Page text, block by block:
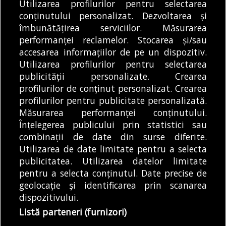
Primăria Sectorului 1 a
pus în dezbatere
publicul proiectul de
regulament prin...08/08/2026
Un motociclist din
București a fost prins
de polițiști, în seara
de...
DEDENIZ GARGULI 07/08/2026
MODIFICĂ SETĂRILE COOKIES
© Copyright 2025 - Buletin de București.
Găzduit dePresslabs.com. Powered by TRS Design.
Despre
Noi
Media
Kit
Politică De
Confidențialitate
Cookie
Policy (EU)
Cookie
Policy
Tweet
Facebook
Share this selection
Tweet
Utilizarea profilurilor pentru selectarea
conținutului personalizat. Dezvoltarea și
îmbunătățirea serviciilor. Măsurarea
performanței reclamelor. Stocarea și/sau
accesarea informațiilor de pe un dispozitiv.
Utilizarea profilurilor pentru selectarea
publicității personalizate. Crearea
profilurilor de conținut personalizat. Crearea
profilurilor pentru publicitate personalizată.
Măsurarea performanței conținutului.
Înțelegerea publicului prin statistici sau
combinații de date din surse diferite.
Utilizarea de date limitate pentru a selecta
publicitatea. Utilizarea datelor limitate
pentru a selecta conținutul. Date precise de
geolocație și identificarea prin scanarea
dispozitivului.
Listă parteneri (furnizori)